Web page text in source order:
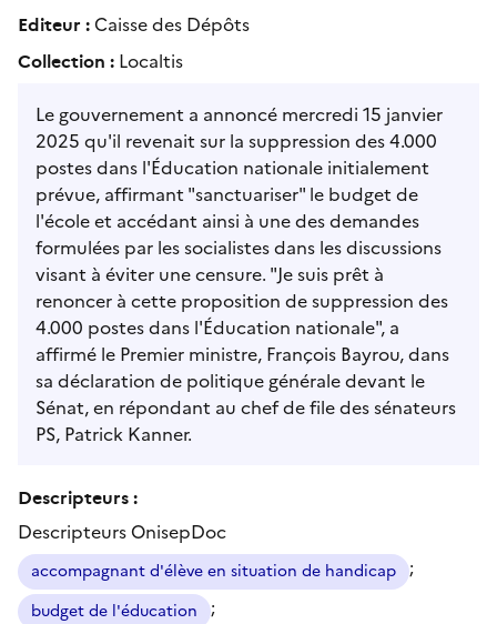
Editeur : Caisse des Dépôts
Collection : Localtis
Le gouvernement a annoncé mercredi 15 janvier
2025 qu'il revenait sur la suppression des 4.000
postes dans l'Éducation nationale initialement
prévue, affirmant "sanctuariser" le budget de
l'école et accédant ainsi à une des demandes
formulées par les socialistes dans les discussions
visant à éviter une censure. "Je suis prêt à
renoncer à cette proposition de suppression des
4.000 postes dans l'Éducation nationale", a
affirmé le Premier ministre, François Bayrou, dans
sa déclaration de politique générale devant le
Sénat, en répondant au chef de file des sénateurs
PS, Patrick Kanner.
Descripteurs :
Descripteurs OnisepDoc
accompagnant d'élève en situation de handicap ;
budget de l'éducation ;